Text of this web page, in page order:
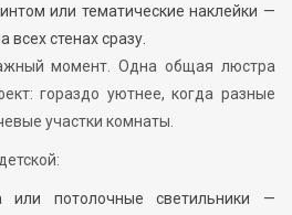
или тематические наклейки —
всех стенах сразу.
момент. Одна общая люстра
гораздо уютнее, когда разные
участки комнаты.
или потолочные светильники —